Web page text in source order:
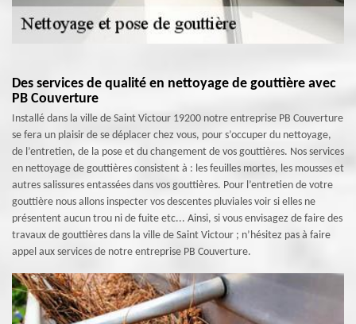
Des services de qualité en nettoyage de gouttière avec
PB Couverture
Installé dans la ville de Saint Victour 19200 notre entreprise PB Couverture
se fera un plaisir de se déplacer chez vous, pour s’occuper du nettoyage,
de l’entretien, de la pose et du changement de vos gouttières. Nos services
en nettoyage de gouttières consistent à : les feuilles mortes, les mousses et
autres salissures entassées dans vos gouttières. Pour l’entretien de votre
gouttière nous allons inspecter vos descentes pluviales voir si elles ne
présentent aucun trou ni de fuite etc... Ainsi, si vous envisagez de faire des
travaux de gouttières dans la ville de Saint Victour ; n’hésitez pas à faire
appel aux services de notre entreprise PB Couverture.